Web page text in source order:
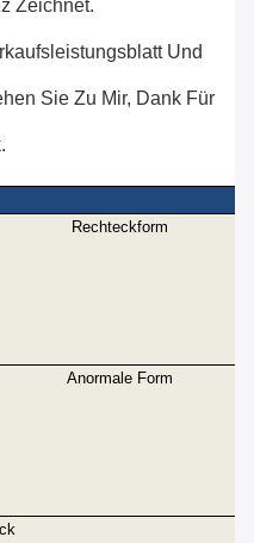
Zeichnet.
Und
Sie Zu Mir, Dank Für
Rechteckform
Anormale Form